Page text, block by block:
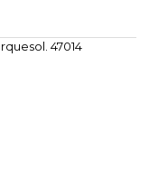
47014